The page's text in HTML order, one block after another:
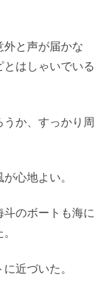
と声が届かな
はしゃいでいる
か、すっかり周
心地よい。
のボートも海に
近づいた。